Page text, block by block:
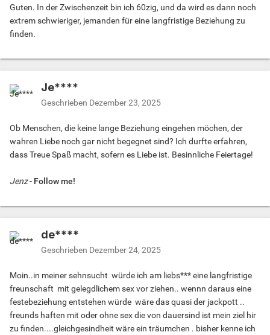
Guten. In der Zwischenzeit bin ich 60zig, und da wird es dann noch
extrem schwieriger, jemanden für eine langfristige Beziehung zu
finden.
Je****
Geschrieben Dezember 23, 2025
Ob Menschen, die keine lange Beziehung eingehen möchen, der
wahren Liebe noch gar nicht begegnet sind? Ich durfte erfahren,
dass Treue Spaß macht, sofern es Liebe ist. Besinnliche Feiertage!
Jenz- Follow me!
de****
Geschrieben Dezember 24, 2025
Moin..in meiner sehnsucht würde ich am liebs*** eine langfristige
freunschaft mit gelegdlichem sex vor ziehen.. wennn daraus eine
festebeziehung entstehen würde wäre das quasi der jackpott ..
freunds haften mit oder ohne sex die von dauersind ist mein ziel hir
zu finden....gleichgesindheit wäre ein träumchen . bisher kenne ich